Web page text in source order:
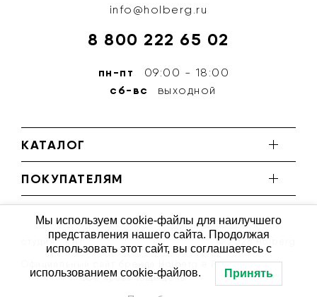
info@holberg.ru
8 800 222 65 02
пн-пт 09:00 - 18:00
сб-вс выходной
КАТАЛОГ
ПОКУПАТЕЛЯМ
студия ''КИТ''
Официальный сайт бренда Holberg в России
Все права защищены
© 2026 Holberg
Мы используем cookie-файлы для наилучшего
представления нашего сайта. Продолжая
использовать этот сайт, вы соглашаетесь с
использованием cookie-файлов. Принять